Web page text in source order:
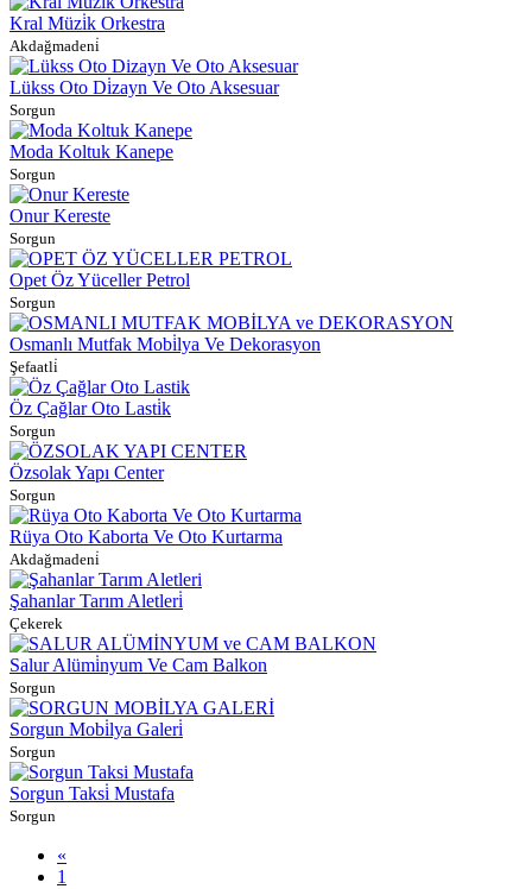
Kral Müzi̇k Orkestra
Akdağmadeni̇
Lükss Oto Di̇zayn Ve Oto Aksesuar
Sorgun
Moda Koltuk Kanepe
Sorgun
Onur Kereste
Sorgun
Opet Öz Yüceller Petrol
Sorgun
Osmanlı Mutfak Mobi̇lya Ve Dekorasyon
Şefaatli̇
Öz Çağlar Oto Lasti̇k
Sorgun
Özsolak Yapı Center
Sorgun
Rüya Oto Kaborta Ve Oto Kurtarma
Akdağmadeni̇
Şahanlar Tarım Aletleri̇
Çekerek
Salur Alümi̇nyum Ve Cam Balkon
Sorgun
Sorgun Mobi̇lya Galeri̇
Sorgun
Sorgun Taksi̇ Mustafa
Sorgun
«
1